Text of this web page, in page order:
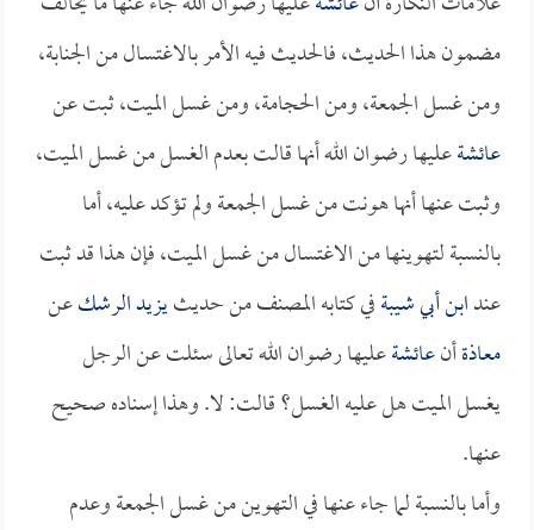
مضمون هذا الحديث، فالحديث فيه الأمر بالاغتسال من الجنابة،
ومن غسل الجمعة، ومن الحجامة، ومن غسل الميت، ثبت عن
عائشةعليها رضوان الله أنها قالت بعدم الغسل من غسل الميت،
وثبت عنها أنها هونت من غسل الجمعة ولم تؤكد عليه، أما
بالنسبة لتهوينها من الاغتسال من غسل الميت، فإن هذا قد ثبت
عندابن أبي شيبةفي كتابه المصنف من حديثيزيد الرشكعن
معاذةأنعائشةعليها رضوان الله تعالى سئلت عن الرجل
يغسل الميت هل عليه الغسل؟ قالت: لا. وهذا إسناده صحيح
عنها.
وأما بالنسبة لما جاء عنها في التهوين من غسل الجمعة وعدم